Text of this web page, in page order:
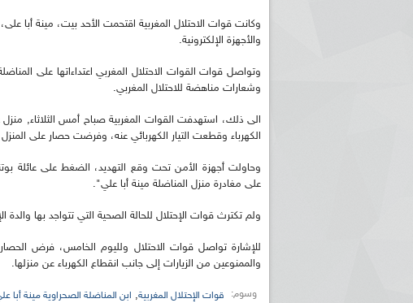
وكانت قوات الاحتلال المغربية اقتحمت الأحد بيت، مينة أبا
والأجهزة الإلكترونية.
وتواصل قوات القوات الاحتلال المغربي اعتداءاتها على
وشعارات مناهضة للاحتلال المغربي.
الى ذلك، استهدفت القوات المغربية صباح أمس الثلاثاء, منزل
الكهرباء وقطعت التيار الكهربائي عنه، وفرضت حصار على
وحاولت أجهزة الأمن تحت وقع التهديد، الضغط على عائلة
على مغادرة منزل المناضلة مينة أبا علي".
ولم تكترث قوات الإحتلال للحالة الصحية التي تتواجد بها
للإشارة تواصل قوات الاحتلال ولليوم الخامس، فرض
والممنوعين من الزيارات إلى جانب انقطاع الكهرباء عن منزلها.
وسوم: قوات الإحتلال المغربية, ابن المناضلة الصحراوية مينة أبا